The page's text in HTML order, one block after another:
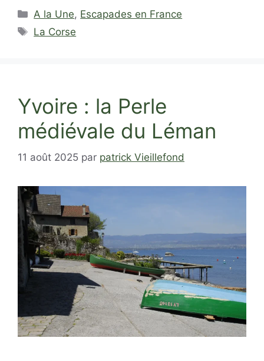
Catégories
A la Une, Escapades en France
Étiquettes
La Corse
Yvoire : la Perle
médiévale du Léman
11 août 2025 par patrick Vieillefond